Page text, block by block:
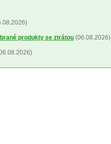
produkty se ztrátou (06.08.2026)